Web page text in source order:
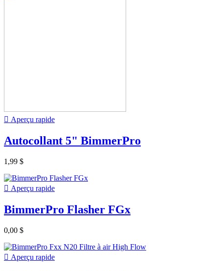
 Aperçu rapide
Autocollant 5" BimmerPro
1,99 $
 Aperçu rapide
BimmerPro Flasher FGx
0,00 $
 Aperçu rapide